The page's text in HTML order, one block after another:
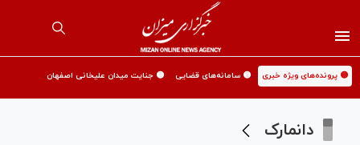
🟡 پرونده‌های ویژه خبری 🟡 سامانه‌های قضایی 🟡 جنایت میدان علیخانی اصفهان
دانمارک